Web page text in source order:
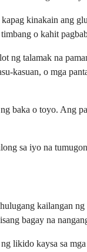
kinakain ang
o kahit
ng talamak na
kasuan, o mga
baka o toyo. Ang
sa iyo na
kailangan
bagay na
likido kaysa sa